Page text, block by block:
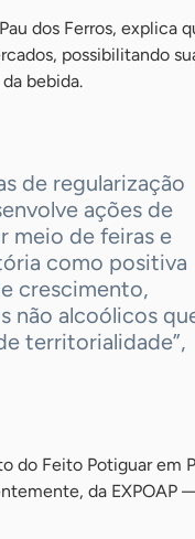
dos Ferros, explica
possibilitando
bebida.
de regularização
ações de
meio de feiras e
como positiva
crescimento,
não alcoólicos
territorialidade”,
do Feito Potiguar em
da EXPOAP